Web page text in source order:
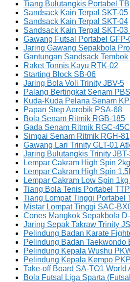
Tiang Bulutangkis Portabel
Sandsack Kain Terpal SKT-05
Sandsack Kain Terpal SKT-04
Sandsack Kain Terpal SKT-
Gawang Futsal Portabel GFP-
Jaring Gawang Sepakbola
Gantungan Sandsack Tembok
Raket Tonnis Kayu RTK-02
Starting Block SB-06
Jaring Bola Voli Trinity JBV-5
Palang Bertingkat Senam
Kuda-Kuda Pelana Senam
Papan Step Aerobik PSA-68
Bola Senam Ritmik RGB-185
Gada Senam Ritmik RGC-45C
Simpai Senam Ritmik RGH-81
Gawang Lari Trinity GLT-01
Jaring Bulutangkis Trinity
Lempar Cakram High Spin
Lempar Cakram High Spin
Lempar Cakram Low Spin
Tiang Bola Tenis Portabel
Tiang Lompat Tinggi Portabel
Mistar Lompat Tinggi SAC-
Cones Mangkok Sepakbola
Jaring Sepak Takraw Trinity
Pelindung Badan Karate
Pelindung Badan Taekwondo
Pelindung Kepala Wushu
Pelindung Kepala Kempo
Take-off Board SA-TO1 World
Bola Futsal Liga Sparta